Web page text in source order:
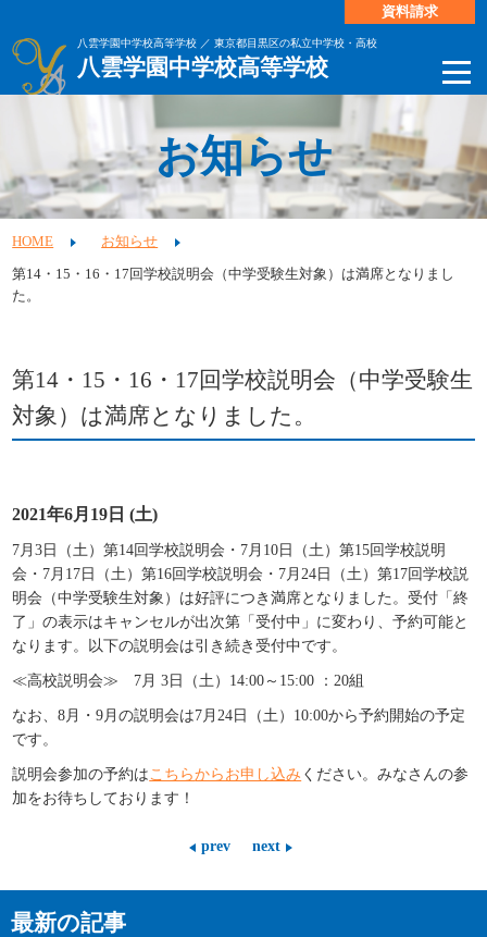
八雲学園中学校高等学校 ／ 東京都目黒区の私立中学校・高校
八雲学園中学校高等学校
資料請求
お知らせ
HOME お知らせ
第14・15・16・17回学校説明会（中学受験生対象）は満席となりまし
た。
第14・15・16・17回学校説明会（中学受験生
対象）は満席となりました。
2021年6月19日 (土)
7月3日（土）第14回学校説明会・7月10日（土）第15回学校説明
会・7月17日（土）第16回学校説明会・7月24日（土）第17回学校説
明会（中学受験生対象）は好評につき満席となりました。受付「終
了」の表示はキャンセルが出次第「受付中」に変わり、予約可能と
なります。以下の説明会は引き続き受付中です。
≪高校説明会≫ 7月 3日（土）14:00～15:00 ：20組
なお、8月・9月の説明会は7月24日（土）10:00から予約開始の予定
です。
説明会参加の予約はこちらからお申し込み ください。みなさんの参
加をお待ちしております！
prev next
最新の記事